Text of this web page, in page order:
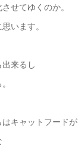
せてゆくのか。
います。
来るし
キャットフードが